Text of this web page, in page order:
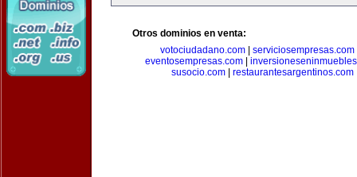
Otros dominios en venta:
votociudadano.com| serviciosempresas.com
eventosempresas.com
susocio.com
restaurantesargentinos.com